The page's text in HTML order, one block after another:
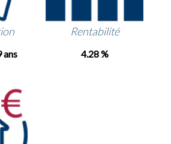
ans
Rentabilité
4.28 %